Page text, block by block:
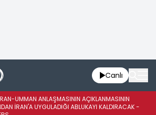
Canlı
UMMAN ANLAŞMASININ AÇIKLANMASININ
İRAN'A UYGULADIĞI ABLUKAYI KALDIRACAK -